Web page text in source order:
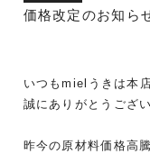
価格改定のお知ら
いつもmielうきは本
誠にありがとうござい
昨今の原材料価格高